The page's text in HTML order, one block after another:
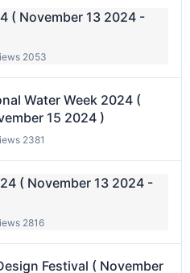
( November 13 2024 -
2053
Water Week 2024 (
15 2024 )
2381
( November 13 2024 -
2816
Festival ( November